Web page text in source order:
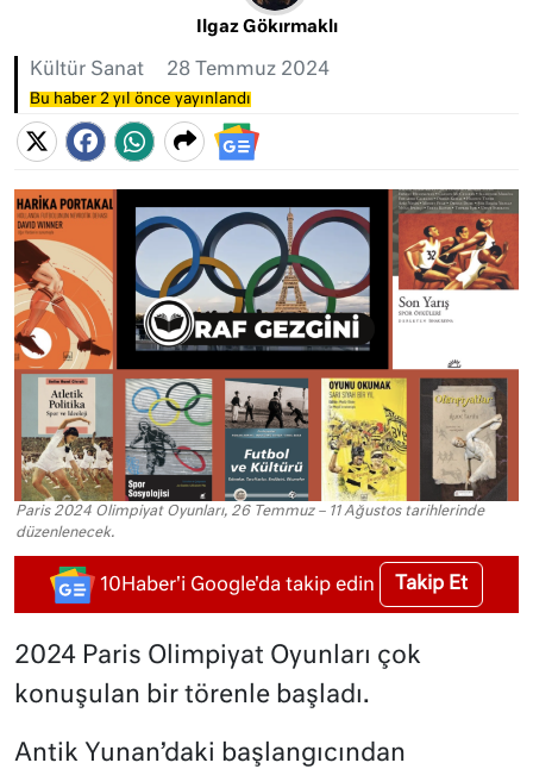
Ilgaz Gökırmaklı
Kültür Sanat 28 Temmuz 2024
Bu haber 2 yıl önce yayınlandı
Paris 2024 Olimpiyat Oyunları, 26 Temmuz – 11 Ağustos tarihlerinde
düzenlenecek.
10Haber'i Google'da takip edin Takip Et
2024 Paris Olimpiyat Oyunları çok
konuşulan bir törenle başladı.
Antik Yunan’daki başlangıcından